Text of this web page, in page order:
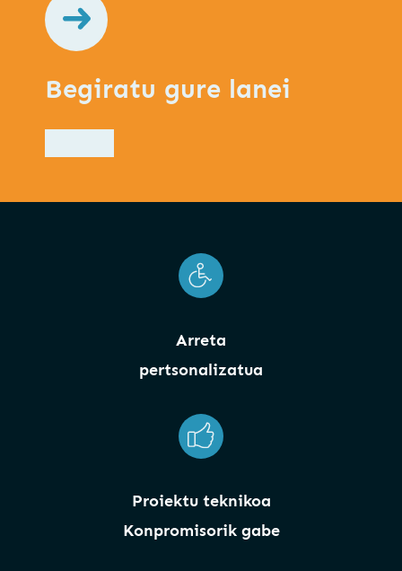
Begiratu gure lanei
Arreta
pertsonalizatua
Proiektu teknikoa
Konpromisorik gabe